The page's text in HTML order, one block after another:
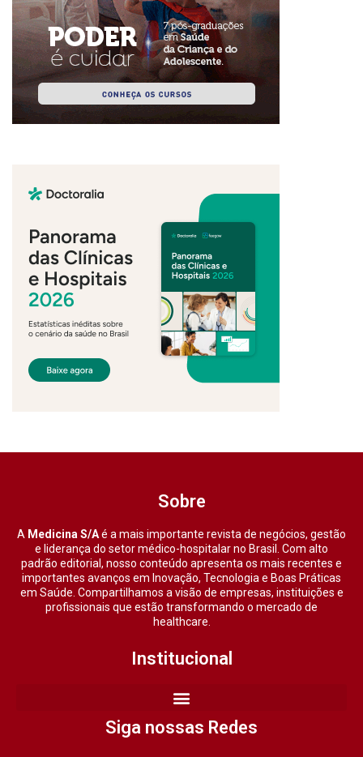
Sobre
A Medicina S/Aé a mais importante revista de negócios, gestão
e liderança do setor médico-hospitalar no Brasil. Com alto
padrão editorial, nosso conteúdo apresenta os mais recentes e
importantes avanços em Inovação, Tecnologia e Boas Práticas
em Saúde. Compartilhamos a visão de empresas, instituições e
profissionais que estão transformando o mercado de
healthcare.
Institucional
Siga nossas Redes